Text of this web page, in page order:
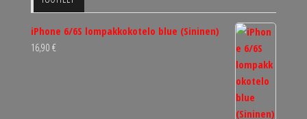
iPhone 6/6S lompakkokotelo blue (Sininen)
16,90 €